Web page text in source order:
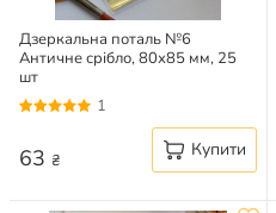
Дзеркальна поталь №6
Античне срібло, 80х85 мм, 25
шт
1
63 ₴ Купити